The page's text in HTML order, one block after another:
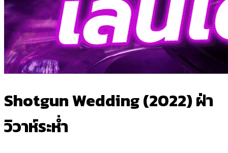
Shotgun Wedding (2022) ฝ่า
วิวาห์ระห่ำ